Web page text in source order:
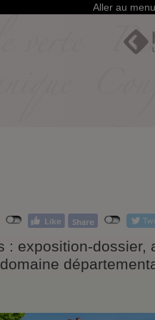
Aller au menu
: exposition-dossier,